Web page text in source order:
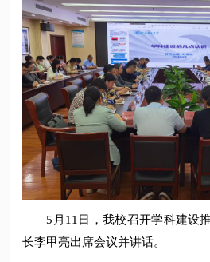
5月11日，我校召开学科建设
长李甲亮出席会议并讲话。